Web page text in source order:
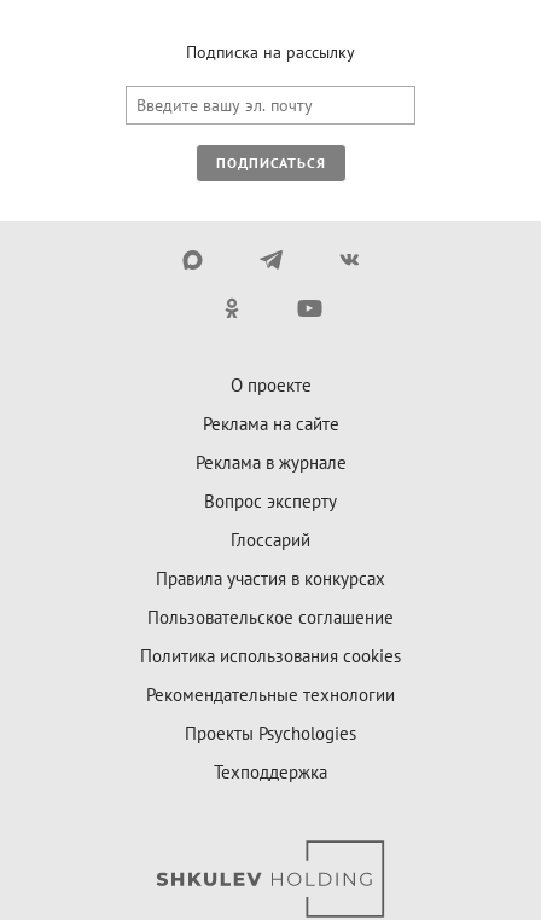
Подписка на рассылку
ПОДПИСАТЬСЯ
О проекте
Реклама на сайте
Реклама в журнале
Вопрос эксперту
Глоссарий
Правила участия в конкурсах
Пользовательское соглашение
Политика использования cookies
Рекомендательные технологии
Проекты Psychologies
Техподдержка